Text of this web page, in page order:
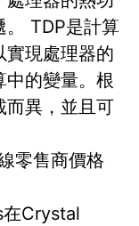
。 TDP是計算
實現處理器的
的變量。根
而異，並且可
零售商價格
Crystal